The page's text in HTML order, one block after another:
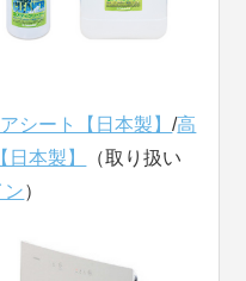
シート【日本製】/高
本製】
（取り扱い
ン）